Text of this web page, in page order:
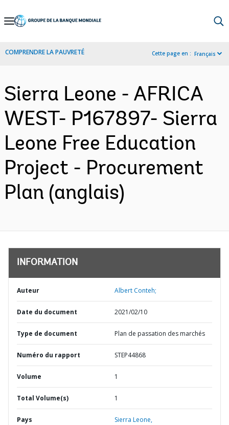
Skip
Navigation
COMPRENDRE LA PAUVRETÉ Cette page en : Français
Sierra Leone - AFRICA
WEST- P167897- Sierra
Leone Free Education
Project - Procurement
Plan (anglais)
INFORMATION
Auteur Albert Conteh;
Date du document 2021/02/10
Type de document Plan de passation des marchés
Numéro du rapport STEP44868
Volume 1
Total Volume(s) 1
Pays Sierra Leone,